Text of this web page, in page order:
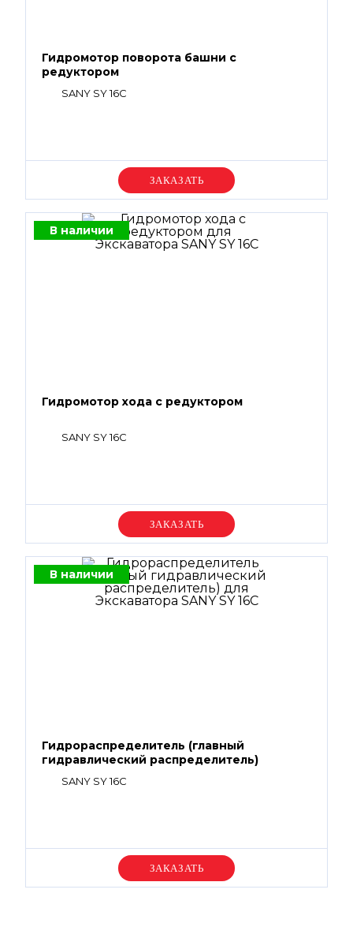
Гидромотор поворота башни с
редуктором
SANY SY 16C
Уточняйте цену
В наличии
Гидромотор хода с редуктором
SANY SY 16C
Уточняйте цену
В наличии
Гидрораспределитель (главный
гидравлический распределитель)
SANY SY 16C
Уточняйте цену